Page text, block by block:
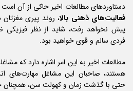
دستاوردهای مطالعات اخیر حاکی از آن
فعالیت‌های ذهنی بالا، روند پیری
پیش نخواهد رفت، شاید از نظر
فردی سالم و قوی خواهید بود.
مطالعات اخیر به این امر اشاره دارد که
هستند، صاحبان این مشاغل مهارت‌های
حتی با گذشت زمان و کهولت سن،